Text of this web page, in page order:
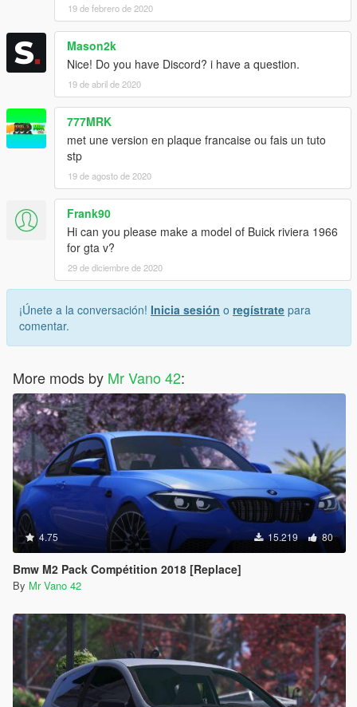
19 de febrero de 2020
Mason2k
Nice! Do you have Discord? i have a question.
19 de abril de 2020
777MRK
met une version en plaque francaise ou fais un tuto
stp
19 de agosto de 2020
Frank90
Hi can you please make a model of Buick riviera 1966
for gta v?
29 de diciembre de 2020
¡Únete a la conversación! Inicia sesión o regístrate para
comentar.
More mods by Mr Vano 42:
4.75 15.219 80
Bmw M2 Pack Compétition 2018 [Replace]
By Mr Vano 42